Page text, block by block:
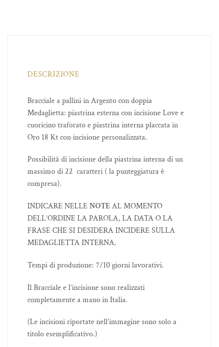
DESCRIZIONE
Bracciale a pallini in Argento con doppia
Medaglietta: piastrina esterna con incisione Love e
cuoricino traforato e piastrina interna placcata in
Oro 18 Kt con incisione personalizzata.
Possibilità di incisione della piastrina interna di un
massimo di 22 caratteri ( la punteggiatura è
compresa).
INDICARE NELLENOTEAL MOMENTO
DELL’ORDINE LA PAROLA, LA DATA O LA
FRASE CHE SI DESIDERA INCIDERE SULLA
MEDAGLIETTA INTERNA.
Tempi di produzione: 7/10 giorni lavorativi.
Il Bracciale e l’incisione sono realizzati
completamente a mano in Italia.
(Le incisioni riportate nell’immagine sono solo a
titolo esemplificativo.)